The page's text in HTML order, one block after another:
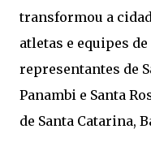
transformou a
atletas e equipes
representantes de
Panambi e Santa
de Santa Catarina,